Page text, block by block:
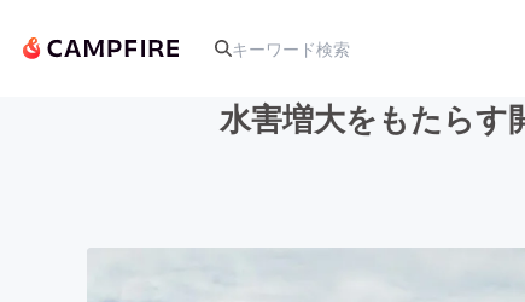
水害増大をもたらす